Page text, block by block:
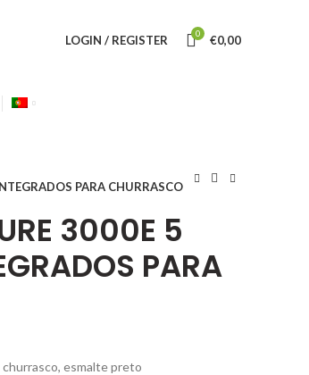
LOGIN / REGISTER 0 €0,00
PARA CHURRASCO
3000E 5
PARA
esmalte preto